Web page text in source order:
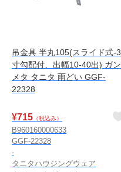
吊金具 半丸105(スライド式-3
寸勾配付、出幅10-40出) ガン
メタ タニタ 雨どい GGF-
22328
¥715 （税込み）
B960160000633
GGF-22328
-
タニタハウジングウェア